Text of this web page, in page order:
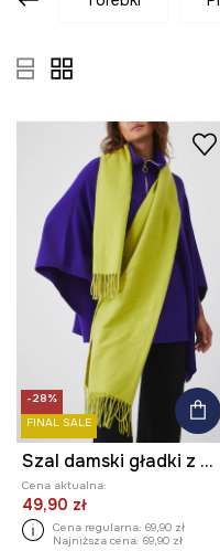
-28%
FINAL SALE
Szal damski gładki z wiskozą kolor zielony
Cena aktualna:
49,90 zł
Cena regularna: 69,90 zł
Najniższa cena: 69,90 zł